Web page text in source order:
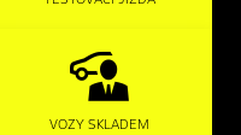
VOZY SKLADEM